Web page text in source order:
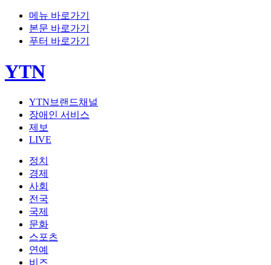
메뉴 바로가기
본문 바로가기
푸터 바로가기
YTN
YTN브랜드채널
장애인 서비스
제보
LIVE
정치
경제
사회
전국
국제
문화
스포츠
연예
비즈